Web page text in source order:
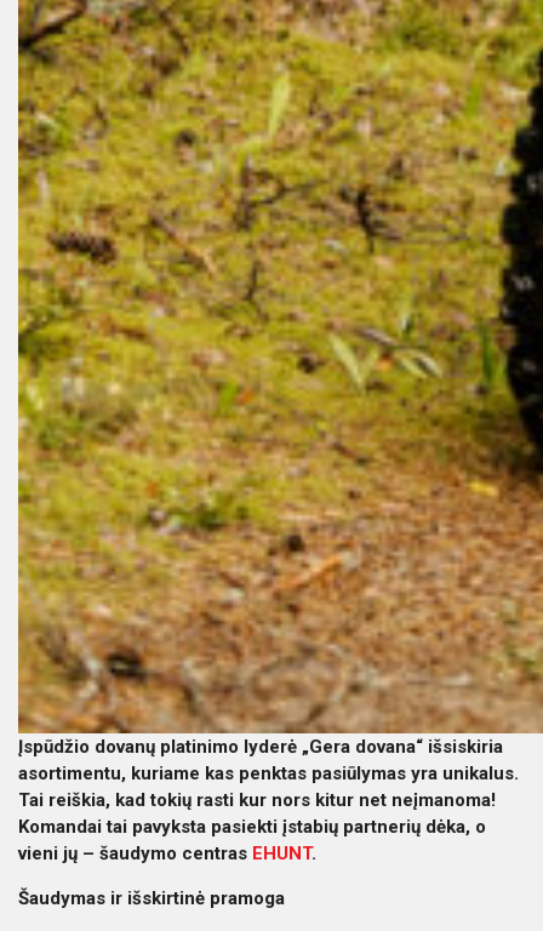
Įspūdžio dovanų platinimo lyderė „Gera dovana“ išsiskiria
asortimentu, kuriame kas penktas pasiūlymas yra unikalus.
Tai reiškia, kad tokių rasti kur nors kitur net neįmanoma!
Komandai tai pavyksta pasiekti įstabių partnerių dėka, o
vieni jų – šaudymo centras EHUNT.
Šaudymas ir išskirtinė pramoga